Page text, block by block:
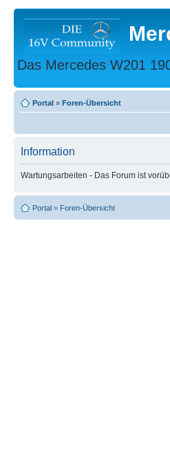
Das Mercedes W201
Portal » Foren-Übersicht
Information
Wartungsarbeiten - Das Forum ist
Portal » Foren-Übersicht